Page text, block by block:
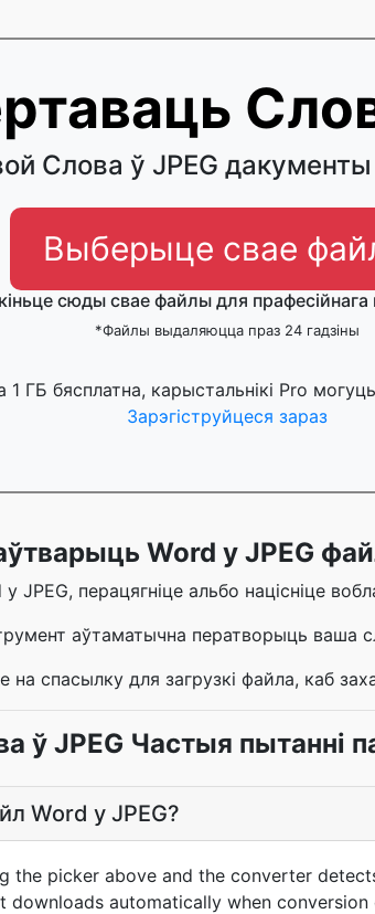
Слова ў JPEG дакументы
Выберыце свае
сюды свае файлы для прафесійнага
*Файлы выдаляюцца праз 24 гадзіны
ГБ бясплатна, карыстальнікі Pro
Зарэгіструйцеся зараз
Word у JPEG
JPEG, перацягніце альбо націсніце
аўтаматычна ператворыць ваша
на спасылку для загрузкі файла, каб
ў JPEG Частыя пытанні
Word у JPEG?
the picker above and the converter
downloads automatically when